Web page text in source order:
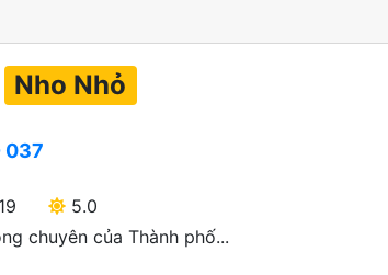
Nho Nhỏ
037
5.0
chuyên của Thành phố...